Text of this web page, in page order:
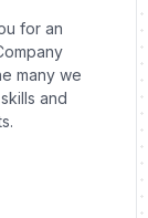
for an
many we
and